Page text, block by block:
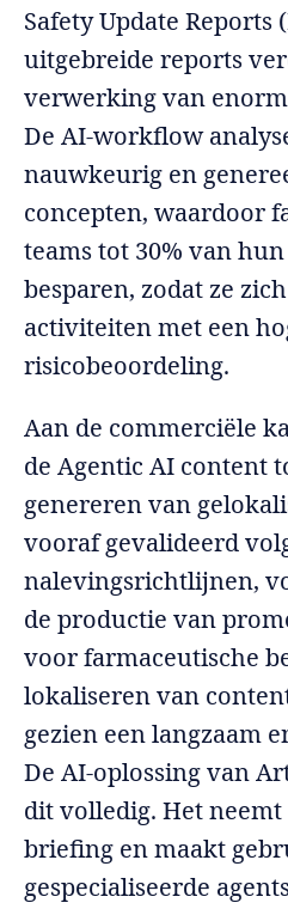
Safety Update Reports
uitgebreide reports
verwerking van
De AI-workflow
nauwkeurig en
concepten, waardoor
teams tot 30% van
besparen, zodat ze
activiteiten met een
risicobeoordeling.
Aan de commerciële
de Agentic AI content
genereren van
vooraf gevalideerd
nalevingsrichtlijnen,
de productie van
voor farmaceutische
lokaliseren van
gezien een langzaam
De AI-oplossing van
dit volledig. Het
briefing en maakt
gespecialiseerde